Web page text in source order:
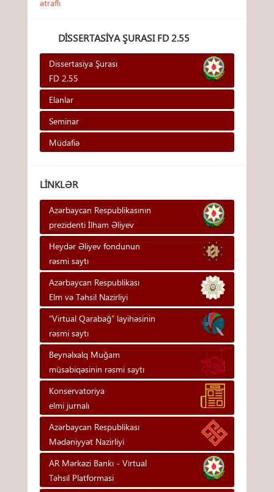
ətraflı
DISSERTASIYA ŞURASI FD 2.55
Dissertasiya Şurası
FD 2.55
Elanlar
Seminar
Müdafiə
LINKLƏR
Azərbaycan Respublikasının
prezidenti İlham Əliyev
Heydər Əliyev fondunun
rəsmi saytı
Azərbaycan Respublikası
Elm və Təhsil Nazirliyi
“Virtual Qarabağ” layihəsinin
rəsmi saytı
Beynəlxalq Muğam
müsabiqəsinin rəsmi saytı
Konservatoriya
elmi jurnalı
Azərbaycan Respublikası
Mədəniyyət Nazirliyi
AR Mərkəzi Bankı - Vi̇rtual
Təhsi̇l Platformasi